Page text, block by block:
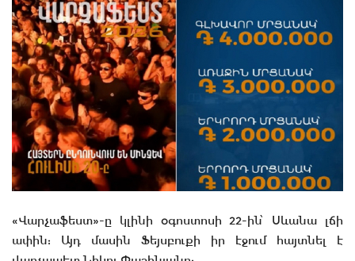
«Վարչաֆեստ»-ը կլինի օգոստոսի 22-ին՝ Սևանա լճի
ափին: Այդ մասին Ֆեյսբուքի իր էջում հայտնել է